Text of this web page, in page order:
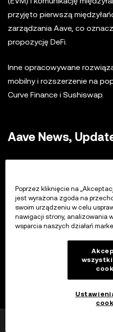
przyjęto pierwszą
zarządzania Aave, co
propozycję DeFi.
Inne opracowywane
mobilny i rozszerzenie na
Curve Finance i Sushiswap.
Aave News,
W lipcu 2022 r. firma
ogłosiła, że zamierza
GHO. Użytkownicy muszą
być nadmiernie
wieloma względami jest
amerykańskim i będzie
Poprzez kliknięcie na
jest wyrażona zgoda na
swoim urządzeniu w celu
nawigacji strony, analizowania
wsparcia naszych działań